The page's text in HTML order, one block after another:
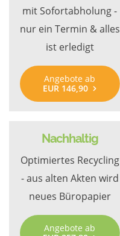
mit Sofortabholung -
nur ein Termin & alles
ist erledigt
Angebote ab
EUR 146,90
Nachhaltig
Optimiertes Recycling
- aus alten Akten wird
neues Büropapier
Angebote ab